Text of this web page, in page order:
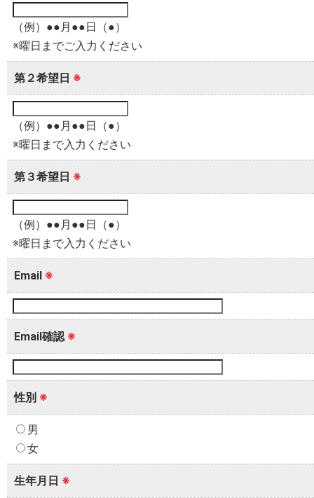
（例）●●月●●日（●）
※曜日までご入力ください
第２希望日 ※
（例）●●月●●日（●）
※曜日まで入力ください
第３希望日 ※
（例）●●月●●日（●）
※曜日まで入力ください
Email ※
Email確認 ※
性別 ※
男
女
生年月日 ※